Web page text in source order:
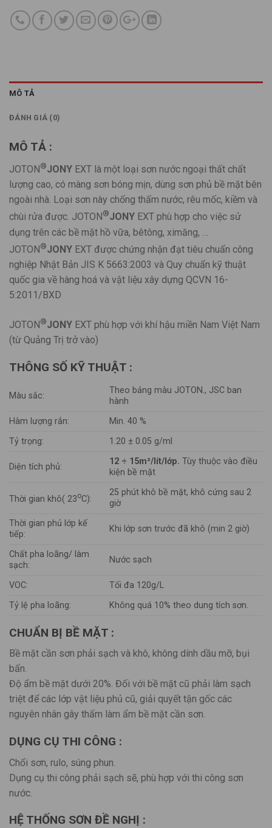
MÔ TẢ
ĐÁNH GIÁ (0)
MÔ TẢ :
JOTON ®JONY EXT là một loại sơn nước ngoại thất chất
lượng cao, có màng sơn bóng mịn, dùng sơn phủ bề mặt bên
ngoài nhà. Loại sơn này chống thấm nước, rêu mốc, kiềm và
chùi rửa được. JOTON®JONY EXT phù hợp cho việc sử
dụng trên các bề mặt hồ vữa, bêtông, ximăng, …
JOTON®JONY EXT được chứng nhận đạt tiêu chuẩn công
nghiệp Nhật Bản JIS K 5663:2003 và Quy chuẩn kỹ thuật
quốc gia về hàng hoá và vật liệu xây dựng QCVN 16-
5:2011/BXD
JOTON ®JONY EXT phù hợp với khí hậu miền Nam Việt Nam
(từ Quảng Trị trở vào)
THÔNG SỐ KỸ THUẬT :
Màu sắc:
Theo bảng màu JOTON., JSC ban
hành
Hàm lượng rắn:
Min. 40 %
Tỷ trọng:
1.20 ± 0.05 g/ml
Diện tích phủ:
12 ÷ 15m²/lít/lớp. Tùy thuộc vào điều
kiện bề mặt
Thời gian khô( 23oC):
25 phút khô bề mặt, khô cứng sau 2
giờ
Thời gian phủ lớp kế
tiếp:
Khi lớp sơn trước đã khô (min 2 giờ)
Chất pha loãng/ làm
sạch:
Nước sạch
VOC:
Tối đa 120g/L
Tỷ lệ pha loãng:
Không quá 10% theo dung tích sơn.
CHUẨN BỊ BỀ MẶT :
Bề mặt cần sơn phải sạch và khô, không dính dầu mỡ, bụi
bẩn.
Độ ẩm bề mặt dưới 20%. Đối với bề mặt cũ phải làm sạch
triệt để các lớp vật liệu phủ cũ, giải quyết tận gốc các
nguyên nhân gây thấm làm ẩm bề mặt cần sơn.
DỤNG CỤ THI CÔNG :
Chổi sơn, rulo, súng phun.
Dụng cụ thi công phải sạch sẽ, phù hợp với thi công sơn
nước.
HỆ THỐNG SƠN ĐỀ NGHỊ :